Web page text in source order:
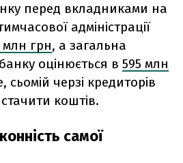
перед вкладниками на
адміністрації
млн грн, а загальна
оцінюється в 595 млн
сьомій черзі кредиторів
коштів.
самої